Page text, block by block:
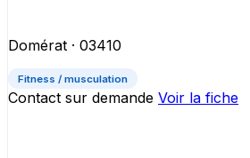
Domérat · 03410
Fitness / musculation
Contact sur demande Voir la fiche